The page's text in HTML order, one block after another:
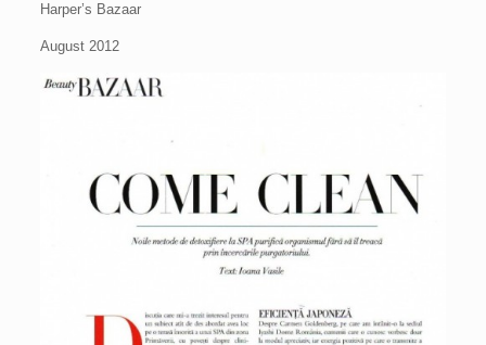
Harper’s Bazaar
August 2012